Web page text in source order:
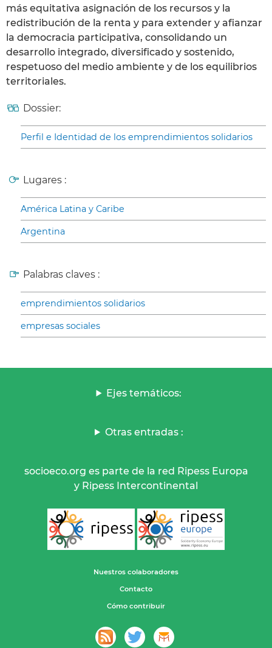
más equitativa asignación de los recursos y la
redistribución de la renta y para extender y afianzar
la democracia participativa, consolidando un
desarrollo integrado, diversificado y sostenido,
respetuoso del medio ambiente y de los equilibrios
territoriales.
Dossier:
Perfil e Identidad de los emprendimientos solidarios
Lugares :
América Latina y Caribe
Argentina
Palabras claves :
emprendimientos solidarios
empresas sociales
Ejes temáticos:
Otras entradas :
socioeco.org es parte de la red Ripess Europa
y Ripess Intercontinental
Nuestros colaboradores
Contacto
Cómo contribuir